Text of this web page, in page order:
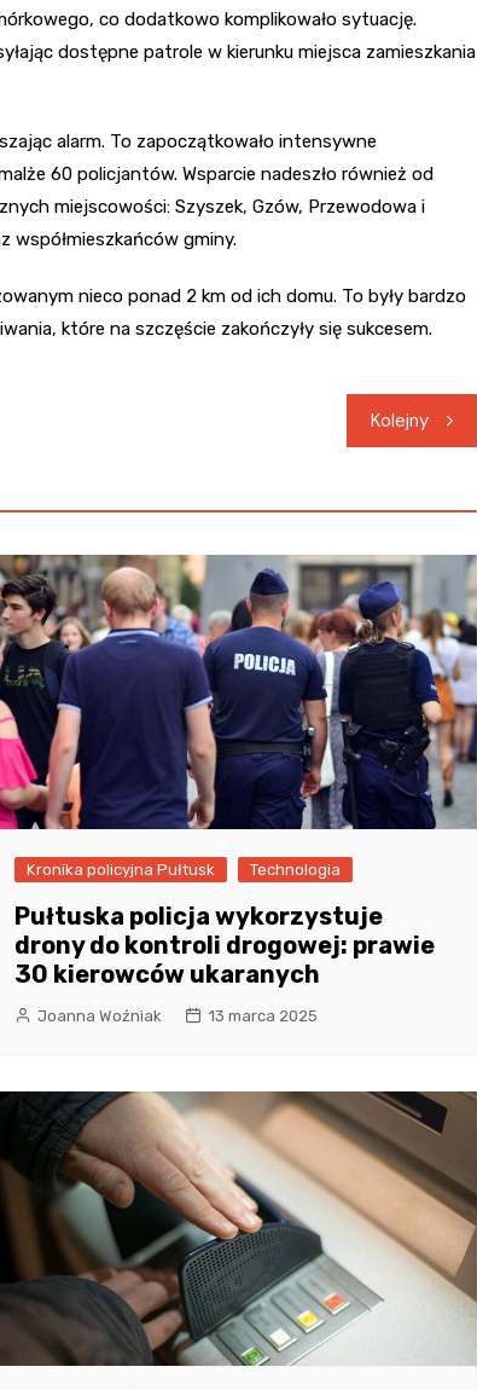
co dodatkowo komplikowało sytuację.
dostępne patrole w kierunku miejsca zamieszkania
alarm. To zapoczątkowało intensywne
60 policjantów. Wsparcie nadeszło również od
miejscowości: Szyszek, Gzów, Przewodowa i
współmieszkańców gminy.
nieco ponad 2 km od ich domu. To były bardzo
które na szczęście zakończyły się sukcesem.
Kolejny
Kronika policyjna Pułtusk Technologia
Pułtuska policja wykorzystuje
drony do kontroli drogowej: prawie
30 kierowców ukaranych
Joanna Woźniak 13 marca 2025